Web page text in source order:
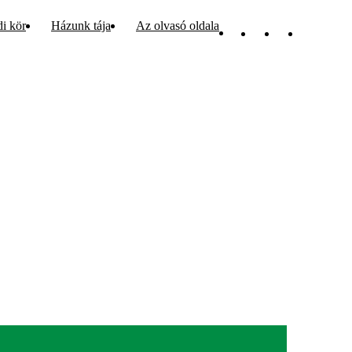
kör Házunk tája Az olvasó oldala